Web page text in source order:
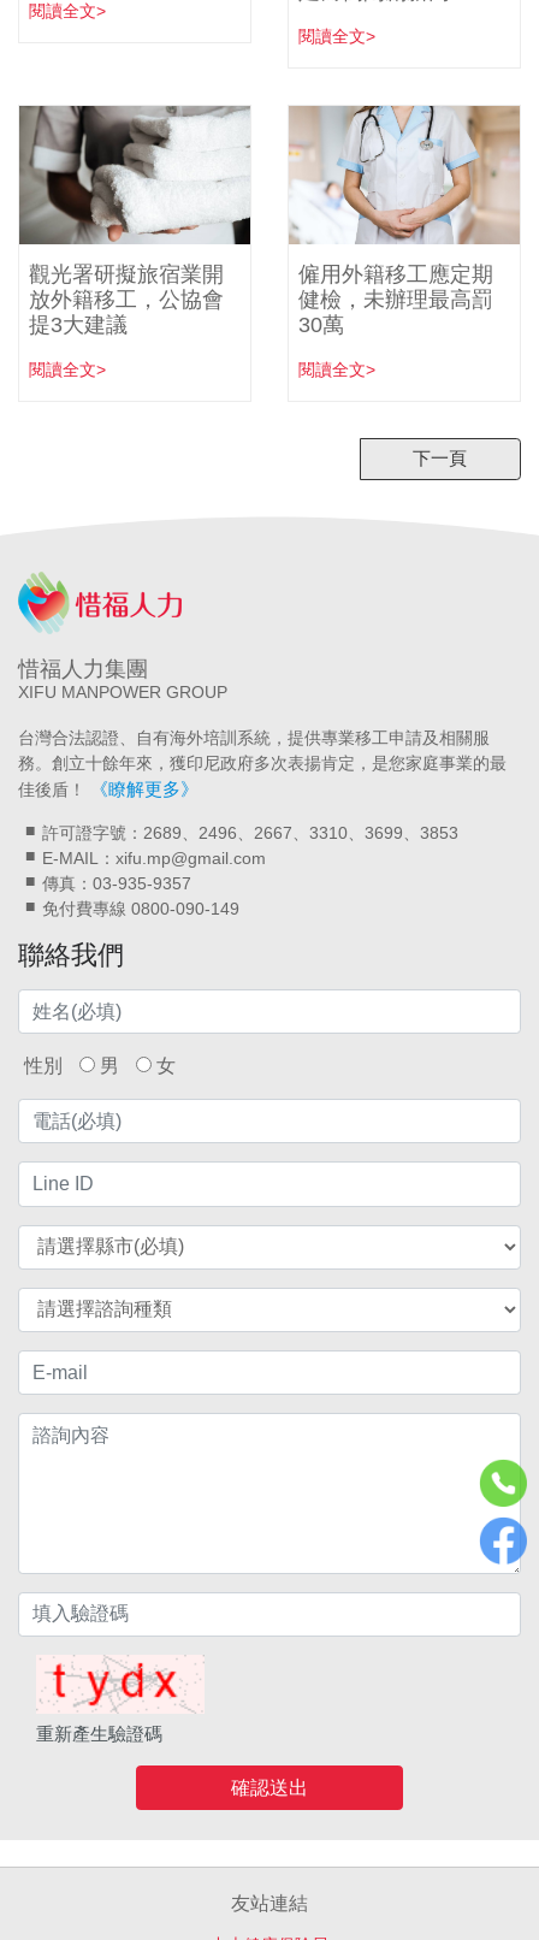
閱讀全文>
閱讀全文>
觀光署研擬旅宿業開
放外籍移工，公協會
提3大建議
閱讀全文>
僱用外籍移工應定期
健檢，未辦理最高罰
30萬
閱讀全文>
下一頁
惜福人力集團
XIFU MANPOWER GROUP
台灣合法認證、自有海外培訓系統，提供專業移工申請及相關服
務。創立十餘年來，獲印尼政府多次表揚肯定，是您家庭事業的最
佳後盾！
《瞭解更多》
許可證字號：2689、2496、2667、3310、3699、3853
E-MAIL：xifu.mp@gmail.com
傳真：03-935-9357
免付費專線 0800-090-149
聯絡我們
性別 男 女
重新產生驗證碼
確認送出
友站連結